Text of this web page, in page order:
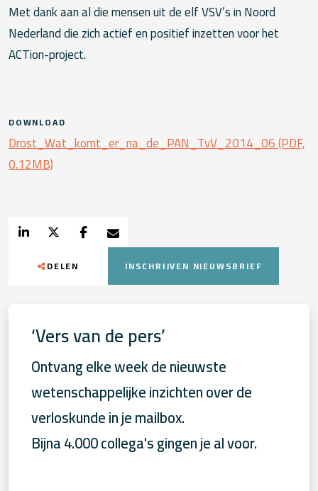
Met dank aan al die mensen uit de elf VSV’s in Noord
Nederland die zich actief en positief inzetten voor het
ACTion-project.
DOWNLOAD
Drost_Wat_komt_er_na_de_PAN_TvV_2014_06 (PDF,
0.12MB)
DELEN INSCHRIJVEN NIEUWSBRIEF
‘Vers van de pers’
Ontvang elke week de nieuwste
wetenschappelijke inzichten over de
verloskunde in je mailbox.
Bijna 4.000 collega's gingen je al voor.